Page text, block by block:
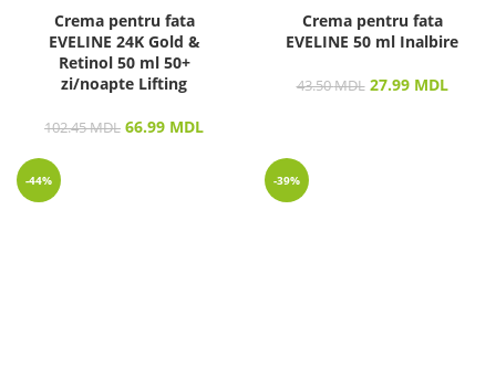
Crema pentru fata
EVELINE 24K Gold &
Retinol 50 ml 50+
zi/noapte Lifting
102.45MDL 66.99 MDL
Crema pentru fata
EVELINE 50 ml Inalbire
43.50MDL 27.99 MDL
-44% -39%